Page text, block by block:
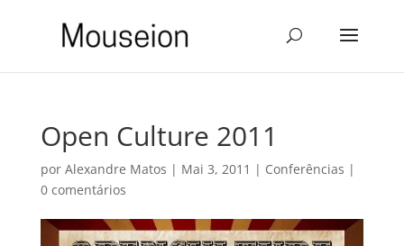
Open Culture 2011
por Alexandre Matos | Mai 3, 2011 | Conferências |
0 comentários